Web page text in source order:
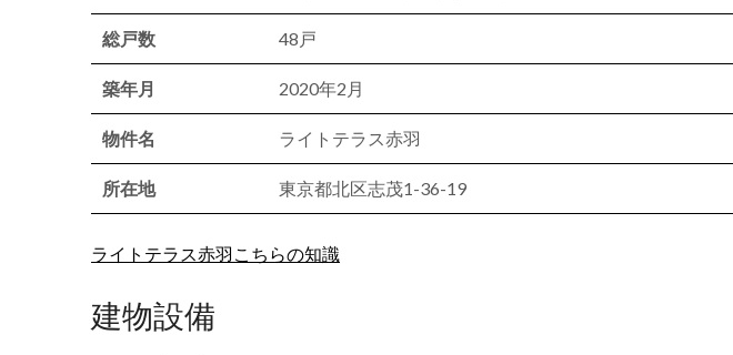
総戸数 48戸
築年月 2020年2月
物件名 ライトテラス赤羽
所在地 東京都北区志茂1-36-19
ライトテラス赤羽こちらの知識
建物設備